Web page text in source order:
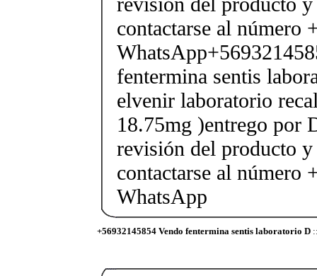
contactarse al número
fentermina sentis
elvenir laboratorio
18.75mg )entrego por
revisión del producto
contactarse al número
WhatsApp
+56932145854 Vendo fentermina sentis laboratorio D::